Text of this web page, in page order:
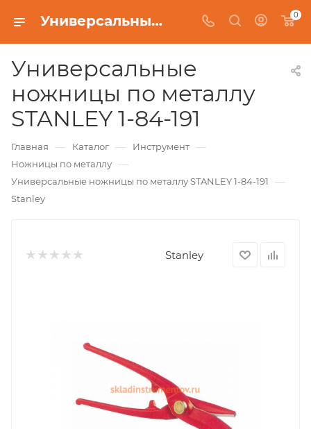
Универсальные ножницы по металлу STANLEY 1-84-191 0
Универсальные
ножницы по металлу
STANLEY 1-84-191
Главная — Каталог — Инструмент —
Ножницы по металлу —
Универсальные ножницы по металлу STANLEY 1-84-191 —
Stanley
Stanley